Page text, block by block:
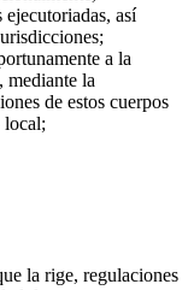
así
a la
mediante la
de estos cuerpos
local;
la rige, regulaciones